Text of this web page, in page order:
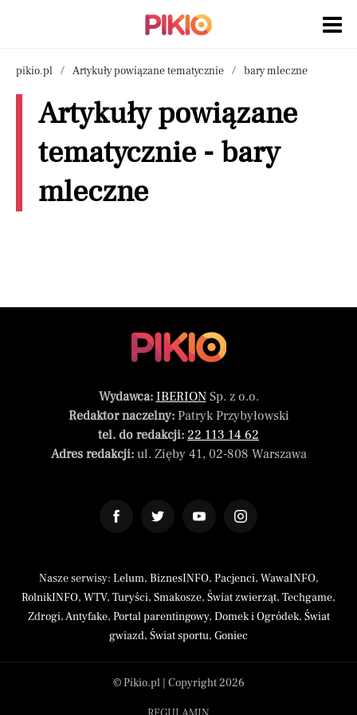
pikio.pl Artykuły powiązane tematycznie bary mleczne
Artykuły powiązane
tematycznie - bary
mleczne
Wydawca: IBERIONSp. z o.o.
Redaktor naczelny:Patryk Przybyłowski
tel. do redakcji: 22 113 14 62
Adres redakcji:ul. Zięby 41, 02-808 Warszawa
Nasze serwisy: Lelum, BiznesINFO, Pacjenci, WawaINFO,
RolnikINFO, WTV, Turyści, Smakosze, Świat zwierząt, Techgame,
Zdrogi,Antyfake, Portal parentingowy, Domek i Ogródek, Świat
gwiazd, Świat sportu, Goniec
© Pikio.pl | Copyright 2026